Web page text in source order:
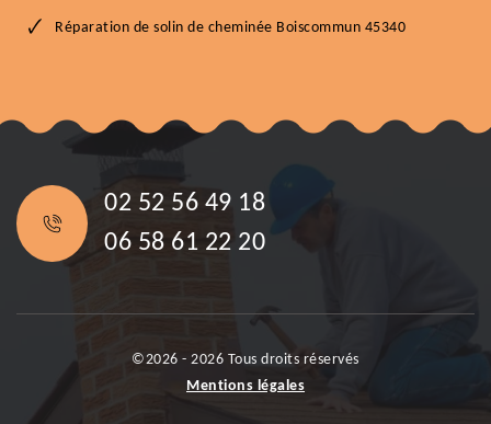
Réparation de solin de cheminée Boiscommun 45340
02 52 56 49 18
06 58 61 22 20
©2026 - 2026 Tous droits réservés
Mentions légales